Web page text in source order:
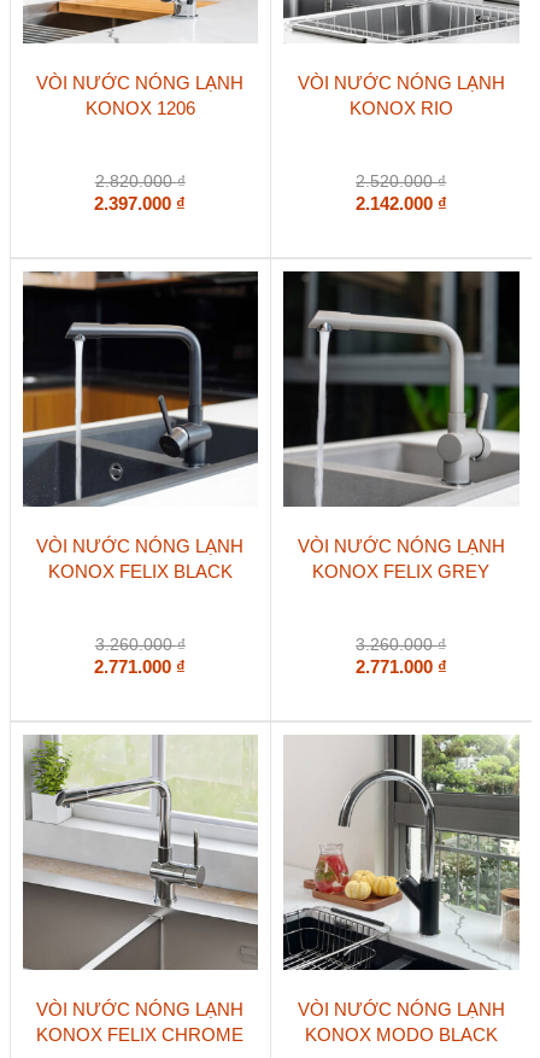
VÒI NƯỚC NÓNG LẠNH
KONOX 1206
2.820.000₫
2.397.000 ₫
VÒI NƯỚC NÓNG LẠNH
KONOX RIO
2.520.000₫
2.142.000 ₫
VÒI NƯỚC NÓNG LẠNH
KONOX FELIX BLACK
3.260.000₫
2.771.000 ₫
VÒI NƯỚC NÓNG LẠNH
KONOX FELIX GREY
3.260.000₫
2.771.000 ₫
VÒI NƯỚC NÓNG LẠNH
KONOX FELIX CHROME
VÒI NƯỚC NÓNG LẠNH
KONOX MODO BLACK